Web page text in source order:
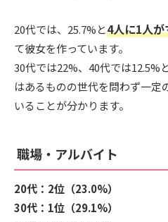
20代では、25.7%と4人に1人
て彼女を作っています。
30代では22%、40代では12.5%
はあるものの世代を問わず一定
いることが分かります。
職場・アルバイト
20代：2位（23.0%）
30代：1位（29.1%）